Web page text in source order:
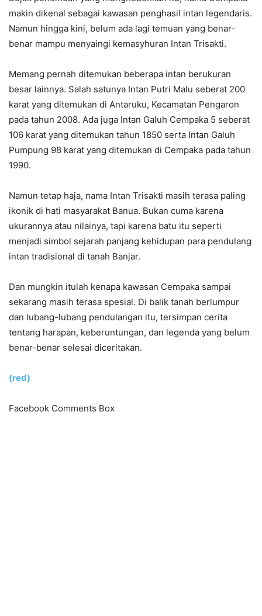
makin dikenal sebagai kawasan penghasil intan legendaris.
Namun hingga kini, belum ada lagi temuan yang benar-
benar mampu menyaingi kemasyhuran Intan Trisakti.
Memang pernah ditemukan beberapa intan berukuran
besar lainnya. Salah satunya Intan Putri Malu seberat 200
karat yang ditemukan di Antaruku, Kecamatan Pengaron
pada tahun 2008. Ada juga Intan Galuh Cempaka 5 seberat
106 karat yang ditemukan tahun 1850 serta Intan Galuh
Pumpung 98 karat yang ditemukan di Cempaka pada tahun
1990.
Namun tetap haja, nama Intan Trisakti masih terasa paling
ikonik di hati masyarakat Banua. Bukan cuma karena
ukurannya atau nilainya, tapi karena batu itu seperti
menjadi simbol sejarah panjang kehidupan para pendulang
intan tradisional di tanah Banjar.
Dan mungkin itulah kenapa kawasan Cempaka sampai
sekarang masih terasa spesial. Di balik tanah berlumpur
dan lubang-lubang pendulangan itu, tersimpan cerita
tentang harapan, keberuntungan, dan legenda yang belum
benar-benar selesai diceritakan.
(red)
Facebook Comments Box